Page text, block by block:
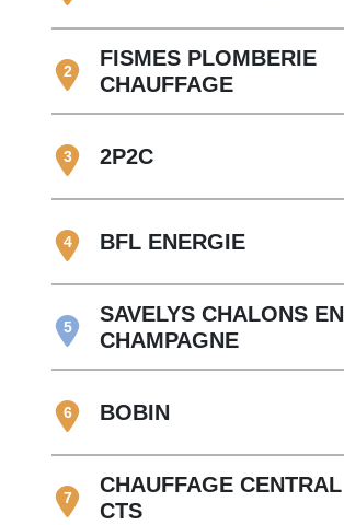
2
FISMES PLOMBERIE
CHAUFFAGE
3 2P2C
4 BFL ENERGIE
5
SAVELYS CHALONS EN
CHAMPAGNE
6 BOBIN
7
CHAUFFAGE CENTRAL
CTS